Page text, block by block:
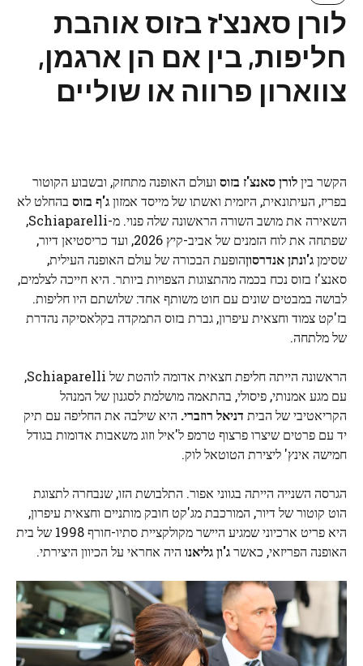
לורן סאנצ'ז בזוס אוהבת
חליפות, בין אם הן ארגמן,
צווארון פרווה או שוליים
הקשר ביןלורן סאנצ'ז בזוס ועולם האופנה מתחזק, ובשבוע הקוטור
בפריז, העיתונאית, היזמית ואשתו של מייסד אמזוןג'ף בזוס בהחלט לא
השאירה את מושב השורה הראשונה שלה פנוי. מ-Schiaparelli,
שפתחה את לוח הזמנים של אביב-קיץ 2026, ועד כריסטיאן דיור,
שסימןג'ונתן אנדרסוןהופעת הבכורה של עולם האופנה העילית,
סאנצ'ז בזוס נכח בכמה מהתצוגות הצפויות ביותר. היא חייכה לצלמים,
לבושה במבטים שונים עם חוט משותף אחד: שלושתם היו חליפות.
בז'קט צמוד וחצאית עיפרון, גברת בזוס התמקדה בקלאסיקה נהדרת
של מלתחה.
הראשונה הייתה חליפת חצאית אדומה לוהטת של Schiaparelli,
עם מגע אמנותי, פיסולי, בהתאמה מושלמת לסגנון של המנהל
הקריאטיבי של הבית דניאל רוזברי. היא שילבה את החליפה עם תיק
יד עם פרטים שיצרו פרצוף טרמפ ל'איל וזוג משאבות אדומות בגודל
חמישה אינץ' ליצירת הטוטאל לוק.
הגרסה השנייה הייתה בגווני אפור. התלבושת הזו, שנבחרה לתצוגת
הוט קוטור של דיור, המורכבת מג'קט חובק מותניים וחצאית עיפרון,
היא פריט ארכיוני שמגיע היישר מקולקציית סתיו-חורף 1998 של בית
האופנה הפריזאי, כאשרג'ון גליאנו היה אחראי על הכיוון היצירתי.